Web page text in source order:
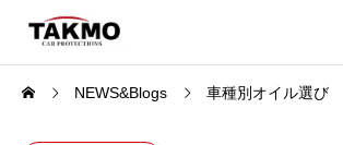
NEWS&Blogs 車種別オイル選び